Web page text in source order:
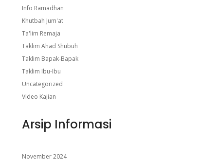
Info Ramadhan
Khutbah Jum'at
Ta'lim Remaja
Taklim Ahad Shubuh
Taklim Bapak-Bapak
Taklim Ibu-Ibu
Uncategorized
Video Kajian
Arsip Informasi
November 2024